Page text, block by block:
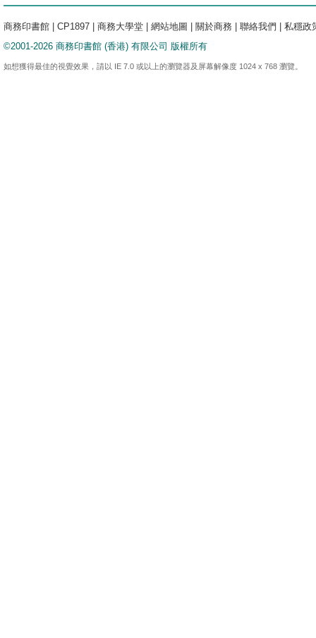
商務印書館 CP1897 商務大學堂 網站地圖 關於商務 聯絡我們
私穩政
©2001-2026 商務印書館 (香港) 有限公司 版權所有
如想獲得最佳的視覺效果，請以 IE 7.0 或以上的瀏覽器及屏幕解像度 1024 x 768 瀏覽。